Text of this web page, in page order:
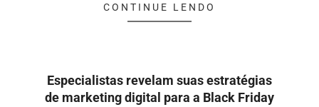
CONTINUE LENDO
Especialistas revelam suas estratégias
de marketing digital para a Black Friday